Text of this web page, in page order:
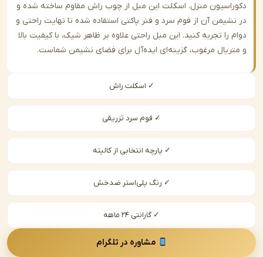
منزل. اسکلت این مبل از چوب راش مقاوم ساخته شده و
آن از فوم سرد و فنر پاکتی استفاده شده تا نهایت راحتی و
را تجربه کنید. این مبل راحتی علاوه بر ظاهر شیک، با کیفیت بالا
مرغوب، گزینه‌ای ایده‌آل برای فضای نشیمن شماست.
✓ اسکلت راش
✓ فوم سرد تزریقی
✓ پارچه انتخابی از کالیته
✓ رنگ پلی‌استر ضدخش
مشاوره در تلگرام